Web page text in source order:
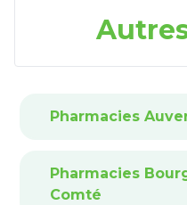
Pharmacies
Pharmacies
Comté